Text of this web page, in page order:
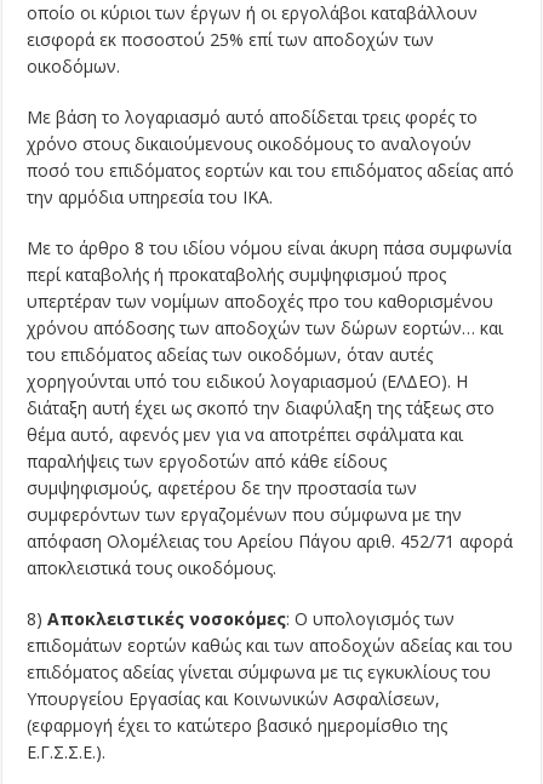
οποίο οι κύριοι των έργων ή οι εργολάβοι καταβάλλουν
εισφορά εκ ποσοστού 25% επί των αποδοχών των
οικοδόμων.
Με βάση το λογαριασμό αυτό αποδίδεται τρεις φορές το
χρόνο στους δικαιού­μενους οικοδόμους το αναλογούν
ποσό του επιδόματος εορτών και του επιδόματος αδείας από
την αρμόδια υπηρεσία του ΙΚΑ.
Με το άρθρο 8 του ιδίου νόμου είναι άκυρη πάσα συμφωνία
περί καταβολής ή προκαταβολής συμψηφισμού προς
υπερτέραν των νομίμων αποδοχές προ του καθορισμένου
χρόνου απόδοσης των αποδοχών των δώρων εορτών… και
του επιδόματος αδείας των οικοδόμων, όταν αυτές
χορηγούνται υπό του ειδικού λογαριασμού (ΕΛΔΕΟ). Η
διάταξη αυτή έχει ως σκοπό την διαφύλαξη της τάξεως στο
θέμα αυτό, αφενός μεν για να αποτρέπει σφάλματα και
παραλήψεις των εργοδοτών από κάθε είδους
συμψηφισμούς, αφετέρου δε την προστασία των
συμφερόντων των εργαζομένων που σύμφωνα με την
απόφαση Ολομέλειας του Αρείου Πάγου αριθ. 452/71 αφορά
αποκλειστικά τους οικοδόμους.
8)Αποκλειστικές νοσοκόμες: Ο υπολογισμός των
επιδομάτων εορτών καθώς και των αποδοχών αδείας και του
επιδόματος αδείας γίνεται σύμφωνα με τις εγκυκλίους του
Υπουργείου Εργασίας και Κοινωνικών Ασφαλίσεων,
(εφαρμογή έχει το κατώτερο βασικό ημερομίσθιο της
Ε.Γ.Σ.Σ.Ε.).